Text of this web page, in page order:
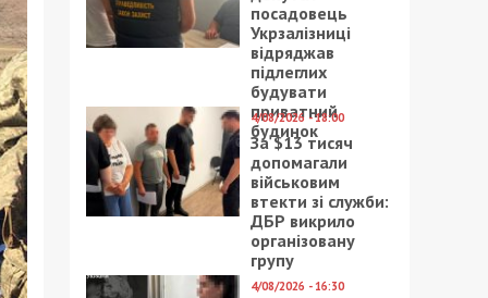
посадовець
Укрзалізниці
відряджав
підлеглих
будувати
приватний
будинок
4/08/2026 - 18:00
За $13 тисяч
допомагали
військовим
втекти зі служби:
ДБР викрило
організовану
групу
4/08/2026 - 16:30